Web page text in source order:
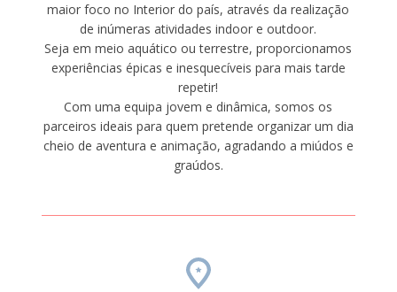
maior foco no Interior do país, através da realização
de inúmeras atividades indoor e outdoor.
Seja em meio aquático ou terrestre, proporcionamos
experiências épicas e inesquecíveis para mais tarde
repetir!
Com uma equipa jovem e dinâmica, somos os
parceiros ideais para quem pretende organizar um dia
cheio de aventura e animação, agradando a miúdos e
graúdos.